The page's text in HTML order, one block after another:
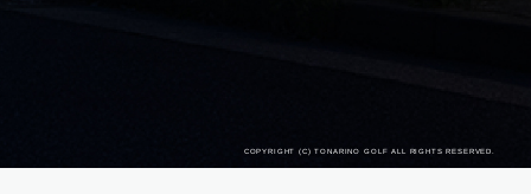
COPYRIGHT (C) TONARINO GOLF ALL RIGHTS RESERVED.